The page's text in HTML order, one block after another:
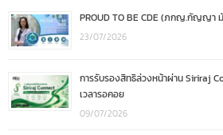
PROUD TO BE CDE (ภกญ.กัญญ
23/07/2026
การรับรองสิทธิล่วงหน้าผ่าน Siriraj
เวลารอคอย
09/07/2026